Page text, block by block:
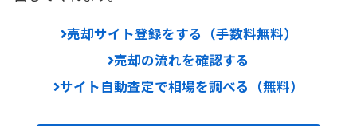
売却サイト登録をする（手数料無料）
売却の流れを確認する
サイト自動査定で相場を調べる（無料）